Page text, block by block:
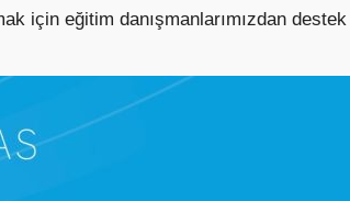
için eğitim danışmanlarımızdan